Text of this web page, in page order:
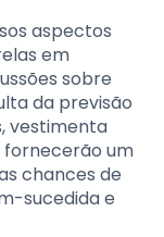
aspectos
em
sobre
da previsão
vestimenta
fornecerão um
chances de
sucedida e